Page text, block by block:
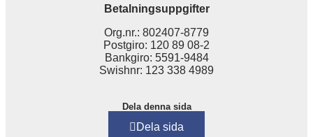
Betalningsuppgifter
Org.nr.: 802407-8779
Postgiro: 120 89 08-2
Bankgiro: 5591-9484
Swishnr: 123 338 4989
Dela denna sida
Dela sida